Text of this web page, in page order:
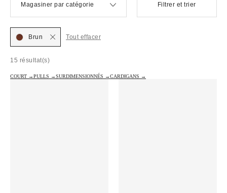
Magasiner par catégorie Filtrer et trier
15 résultat(s)
Brun Tout effacer
COURT →PULLS →SURDIMENSIONNÉS →CARDIGANS →